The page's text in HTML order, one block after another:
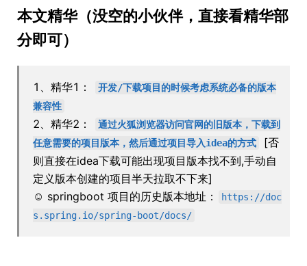
本文精华（没空的小伙伴，直接看精华部
分即可）
1、精华1：
开发/下载项目的时候考虑系统必备的版本
兼容性
2、精华2：
通过火狐浏览器访问官网的旧版本，下载到
任意需要的项目版本，然后通过项目导入idea的方式
[否
则直接在idea下载可能出现项目版本找不到,手动自
定义版本创建的项目半天拉取不下来]
☺ springboot 项目的历史版本地址：
https://doc
s.spring.io/spring-boot/docs/